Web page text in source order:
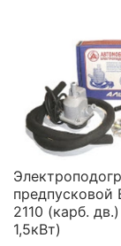
предпусковой
2110 (карб.
1,5кВт)